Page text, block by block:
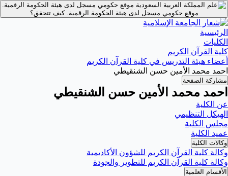
موقع حكومي مسجل لدى هيئة الحكومة الرقمية.
موقع حكومي مسجل لدى هيئة الحكومة الرقمية.كيف تتحقق؟
الرئيسية
الكليات
كلية القرآن الكريم
أعضاء هيئة التدريس في كلية القرآن الكريم
احمد محمد الأمين حسن الشنقيطي
مشاركة الصفحة
احمد محمد الأمين حسن الشنقيطي
عن الكلية
الهيكل التنظيمي
مجلس الكلية
عميد الكلية
وكالات الكلية
وكالة كلية القرآن الكريم للشؤون الأكاديمية
وكالة كلية القرآن الكريم للتطوير والجودة
الأقسام العلمية